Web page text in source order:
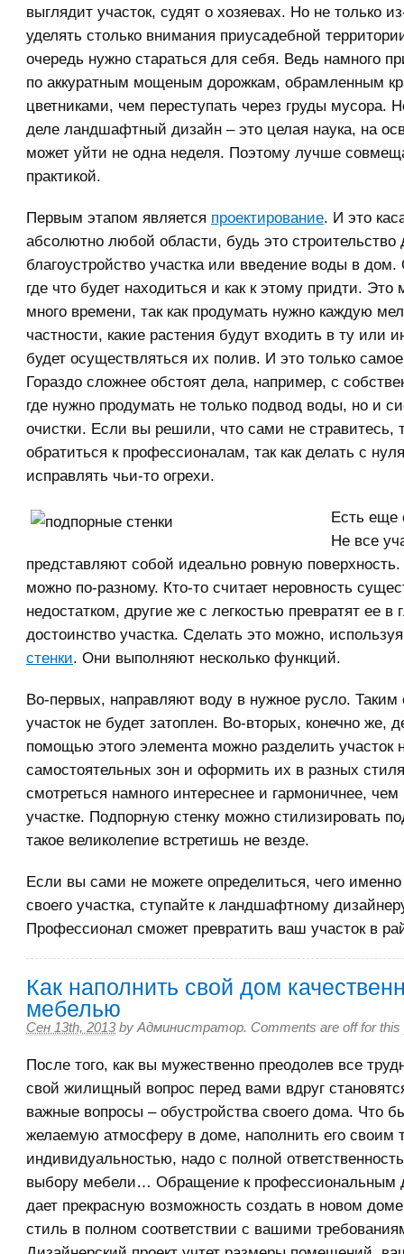
выглядит участок, судят о хозяевах. Но не только
уделять столько внимания приусадебной
очередь нужно стараться для себя. Ведь намного
по аккуратным мощеным дорожкам, обрамленным
цветниками, чем переступать через груды мусора.
деле ландшафтный дизайн – это целая наука, на
может уйти не одна неделя. Поэтому лучше
практикой.
Первым этапом является проектирование. И это
абсолютно любой области, будь это строительство
благоустройство участка или введение воды в
где что будет находиться и как к этому придти. Это
много времени, так как продумать нужно каждую
частности, какие растения будут входить в ту или
будет осуществляться их полив. И это только
Гораздо сложнее обстоят дела, например, с
где нужно продумать не только подвод воды, но и
очистки. Если вы решили, что сами не стравитесь,
обратиться к профессионалам, так как делать с
исправлять чьи-то огрехи.
Есть еще
Не все
представляют собой идеально ровную
можно по-разному. Кто-то считает неровность
недостатком, другие же с легкостью превратят ее в
достоинство участка. Сделать это можно,
стенки. Они выполняют несколько функций.
Во-первых, направляют воду в нужное русло.
участок не будет затоплен. Во-вторых, конечно же,
помощью этого элемента можно разделить участок
самостоятельных зон и оформить их в разных
смотреться намного интереснее и гармоничнее, чем
участке. Подпорную стенку можно стилизировать
такое великолепие встретишь не везде.
Если вы сами не можете определиться, чего именно
своего участка, ступайте к ландшафтному
Профессионал сможет превратить ваш участок в
Как наполнить свой дом
мебелью
Сен 13th, 2013 by Администратор. Comments are off for this
После того, как вы мужественно преодолев все
свой жилищный вопрос перед вами вдруг
важные вопросы – обустройства своего дома. Что
желаемую атмосферу в доме, наполнить его своим
индивидуальностью, надо с полной
выбору мебели… Обращение к профессиональным
дает прекрасную возможность создать в новом
стиль в полном соответствии с вашими